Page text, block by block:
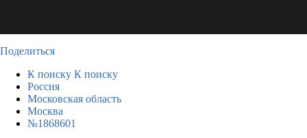
Поделиться
К поиску К поиску
Россия
Московская область
Москва
№1868601